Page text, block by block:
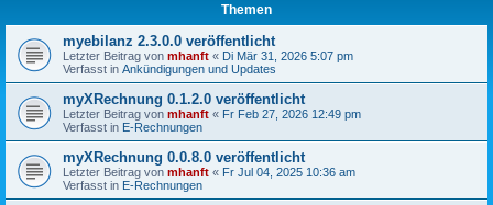
Themen
myebilanz 2.3.0.0 veröffentlicht
Letzter Beitrag von mhanft « Di Mär 31, 2026 5:07 pm
Verfasst in Ankündigungen und Updates
myXRechnung 0.1.2.0 veröffentlicht
Letzter Beitrag von mhanft « Fr Feb 27, 2026 12:49 pm
Verfasst in E-Rechnungen
myXRechnung 0.0.8.0 veröffentlicht
Letzter Beitrag von mhanft « Fr Jul 04, 2025 10:36 am
Verfasst in E-Rechnungen